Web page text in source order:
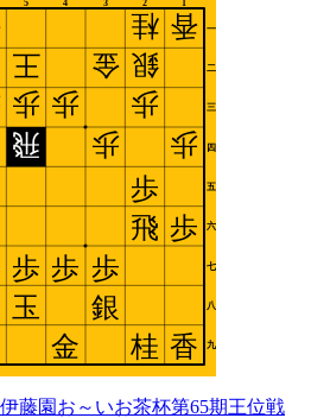
伊藤園お～いお茶杯第65期王位戦